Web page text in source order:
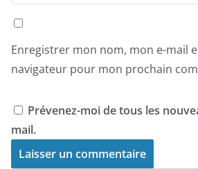
Enregistrer mon nom, mon e-mail
navigateur pour mon prochain
Prévenez-moi de tous les
mail.